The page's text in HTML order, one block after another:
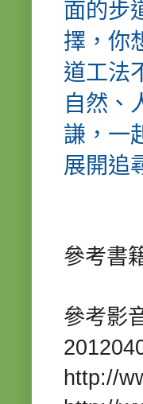
面的步
擇，你
道工法
自然、
謙，一
展開追
參考書
參考影
http://